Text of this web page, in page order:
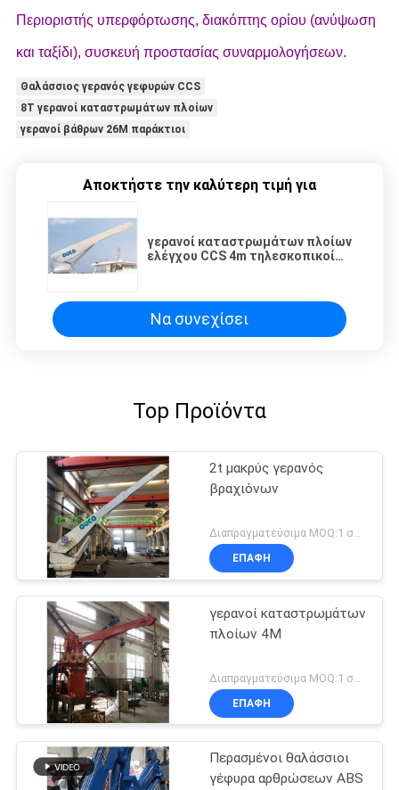
Περιοριστής υπερφόρτωσης, διακόπτης ορίου (ανύψωση
και ταξίδι), συσκευή προστασίας συναρμολογήσεων.
Θαλάσσιος γερανός γεφυρών CCS
8T γερανοί καταστρωμάτων πλοίων
γερανοί βάθρων 26M παράκτιοι
Αποκτήστε την καλύτερη τιμή για
γερανοί καταστρωμάτων πλοίων
ελέγχου CCS 4m τηλεσκοπικοί
Να συνεχίσει
Top Προϊόντα
2t μακρύς γερανός
βραχιόνων
Διαπραγματεύσιμα MOQ:1 σύνολο
ΕΠΑΦΉ
γερανοί καταστρωμάτων
πλοίων 4M
Διαπραγματεύσιμα MOQ:1 σύνολο
ΕΠΑΦΉ
Περασμένοι θαλάσσιοι
γέφυρα αρθρώσεων ABS